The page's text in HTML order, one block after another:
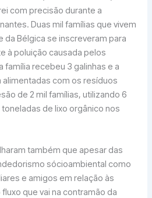
com precisão durante a
Duas mil famílias que vivem
da Bélgica se inscreveram para
à poluição causada pelos
família recebeu 3 galinhas e a
com os resíduos
de 2 mil famílias, utilizando 6
toneladas de lixo orgânico nos
também que apesar das
sócioambiental como
e amigos em relação às
fluxo que vai na contramão da